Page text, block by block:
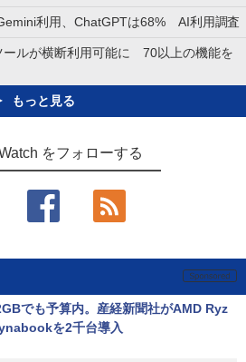
利用、ChatGPTは68% AI利用調査
ールが横断利用可能に 70以上の機能を
もっと見る
をフォローする
でも予算内。産経新聞社がAMD Ryz
を2千台導入